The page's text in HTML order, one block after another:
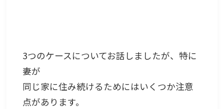
3つのケースについてお話しましたが、特に
妻が
同じ家に住み続けるためにはいくつか注意
点があります。